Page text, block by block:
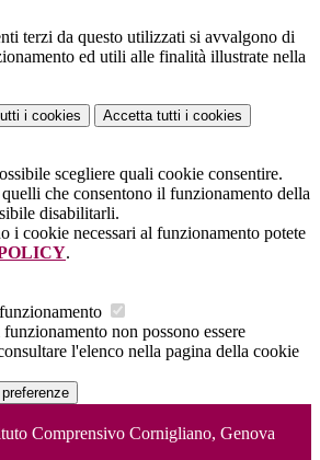
terzi da questo utilizzati si avvalgono di
ed utili alle finalità illustrate nella
i cookies Accetta tutti i cookies
scegliere quali cookie consentire.
che consentono il funzionamento della
disabilitarli.
i cookie necessari al funzionamento potete
.
non possono essere
l'elenco nella pagina della cookie
Comprensivo Cornigliano, Genova